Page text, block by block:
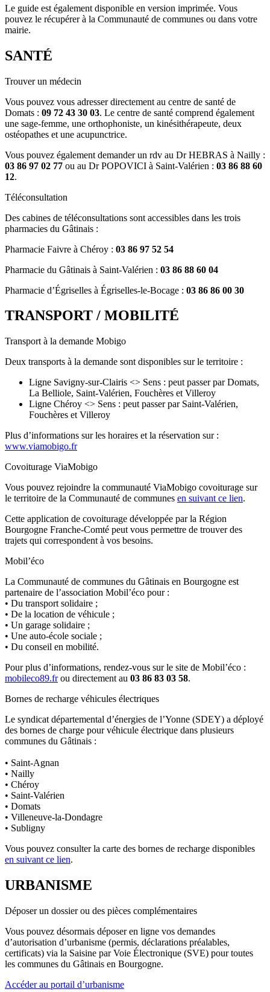
Le guide est également disponible en version imprimée. Vous
pouvez le récupérer à la Communauté de communes ou dans votre
mairie.
SANTÉ
Trouver un médecin
Vous pouvez vous adresser directement au centre de santé de
Domats : 09 72 43 30 03. Le centre de santé comprend également
une sage-femme, une orthophoniste, un kinésithérapeute, deux
ostéopathes et une acupunctrice.
Vous pouvez également demander un rdv au Dr HEBRAS à Nailly :
03 86 97 02 77 ou au Dr POPOVICI à Saint-Valérien : 03 86 88 60
12.
Téléconsultation
Des cabines de téléconsultations sont accessibles dans les trois
pharmacies du Gâtinais :
Pharmacie Faivre à Chéroy : 03 86 97 52 54
Pharmacie du Gâtinais à Saint-Valérien : 03 86 88 60 04
Pharmacie d’Égriselles à Égriselles-le-Bocage : 03 86 86 00 30
TRANSPORT / MOBILITÉ
Transport à la demande Mobigo
Deux transports à la demande sont disponibles sur le territoire :
Ligne Savigny-sur-Clairis <> Sens : peut passer par Domats,
La Belliole, Saint-Valérien, Fouchères et Villeroy
Ligne Chéroy <> Sens : peut passer par Saint-Valérien,
Fouchères et Villeroy
Plus d’informations sur les horaires et la réservation sur :
www.viamobigo.fr
Covoiturage ViaMobigo
Vous pouvez rejoindre la communauté ViaMobigo covoiturage sur
le territoire de la Communauté de communes en suivant ce lien.
Cette application de covoiturage développée par la Région
Bourgogne Franche-Comté peut vous permettre de trouver des
trajets qui correspondent à vos besoins.
Mobil’éco
La Communauté de communes du Gâtinais en Bourgogne est
partenaire de l’association Mobil’éco pour :
• Du transport solidaire ;
• De la location de véhicule ;
• Un garage solidaire ;
• Une auto-école sociale ;
• Du conseil en mobilité.
Pour plus d’informations, rendez-vous sur le site de Mobil’éco :
mobileco89.frou directement au 03 86 83 03 58.
Bornes de recharge véhicules électriques
Le syndicat départemental d’énergies de l’Yonne (SDEY) a déployé
des bornes de charge pour véhicule électrique dans plusieurs
communes du Gâtinais :
• Saint-Agnan
• Nailly
• Chéroy
• Saint-Valérien
• Domats
• Villeneuve-la-Dondagre
• Subligny
Vous pouvez consulter la carte des bornes de recharge disponibles
en suivant ce lien.
URBANISME
Déposer un dossier ou des pièces complémentaires
Vous pouvez désormais déposer en ligne vos demandes
d’autorisation d’urbanisme (permis, déclarations préalables,
certificats) via la Saisine par Voie Électronique (SVE) pour toutes
les communes du Gâtinais en Bourgogne.
Accéder au portail d’urbanisme